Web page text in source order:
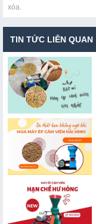
xóa.
TIN TỨC LIÊN QUAN